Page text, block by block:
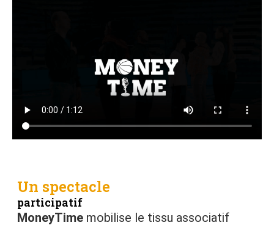
Un spectacle
participatif
MoneyTime mobilise le tissu associatif